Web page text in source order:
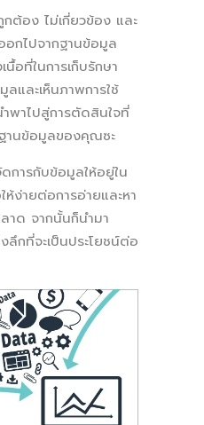
ต้อง ไม่เกี่ยวข้อง และ
อกไปจากฐานข้อมูล
นื้อที่ในการเก็บรักษา
และเห็นภาพการใช้
พาไปสู่การตัดสินใจที่
านข้อมูลของคุณซะ
การกับข้อมูลให้อยู่ใน
ง่ายต่อการอ่ายและหา
าด จากนั้นก็นำมา
ลึกที่จะเป็นประโยชน์ต่อ